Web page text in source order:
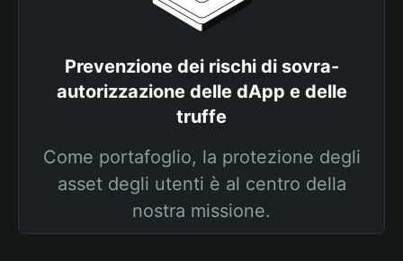
Prevenzione dei rischi di sovra-
autorizzazione delle dApp e delle
truffe
Come portafoglio, la protezione degli
asset degli utenti è al centro della
nostra missione.